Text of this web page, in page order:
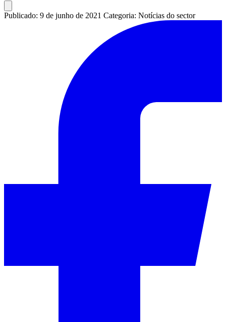
Publicado: 9 de junho de 2021 Categoria: Notícias do sector